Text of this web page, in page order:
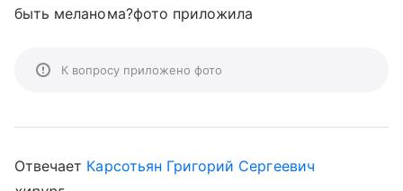
быть меланома?фото приложила
К вопросу приложено фото
Отвечает Карсотьян Григорий Сергеевич